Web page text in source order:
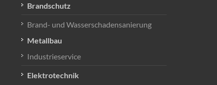
Brandschutz
Brand- und Wasserschadensanierung
Metallbau
Industrieservice
Elektrotechnik